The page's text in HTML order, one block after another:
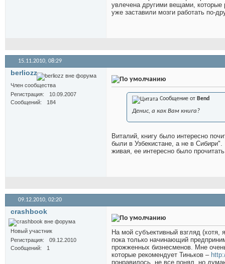
увлечена другими вещами, которые
уже заставили мозги работать по-
15.11.2010, 08:29
berliozz
Член сообщества
Регистрация
10.09.2007
Сообщений
184
Сообщение от Bend
Денис, а как Вам книга?
Виталий, книгу было интересно
были в Узбекистане, а не в
живая, ее интересно было
09.12.2010, 02:20
crashbook
Новый участник
Регистрация
09.12.2010
Сообщений
1
На мой субъективный взгляд (хотя,
пока только начинающий
прожженных бизнесменов. Мне
которые рекомендует Тиньков –
понравилось, не все понял, но